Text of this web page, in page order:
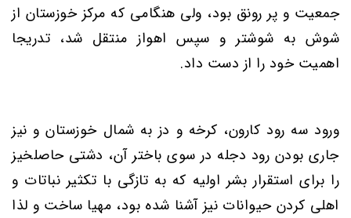
جمعیت و پر رونق بود، ولی هنگامی که مرکز خوزستان از
شوش به شوشتر و سپس اهواز منتقل شد، تدریجا
‌اهمیت خود را از دست داد.
ورود سه رود کارون، کرخه و دز به شمال خوزستان و نیز
جاری بودن رود دجله در سوی باختر آن، دشتی حاصلخیز
را برای استقرار بشر اولیه که به تازگی با تکثیر نباتات و
اهلی کردن حیوانات نیز آشنا شده بود، مهیا ساخت و لذا